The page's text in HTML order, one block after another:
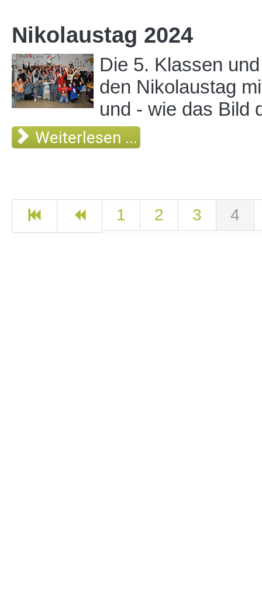
Nikolaustag 2024
Die 5. Klassen
den Nikolaustag
und - wie das Bild
Weiterlesen ...
1 2 3 4